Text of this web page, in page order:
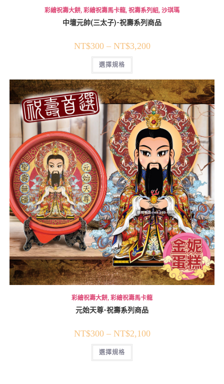
彩繪祝壽大餅, 彩繪祝壽馬卡龍, 祝壽系列組, 沙琪瑪
中壇元帥(三太子)-祝壽系列商品
NT$300– NT$3,200
選擇規格
彩繪祝壽大餅, 彩繪祝壽馬卡龍
元始天尊-祝壽系列商品
NT$300– NT$2,100
選擇規格